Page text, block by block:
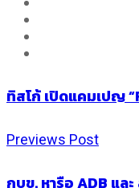
ทิสโก้ เปิดแคมเปญ
Previews Post
กบข. หารือ ADB แล